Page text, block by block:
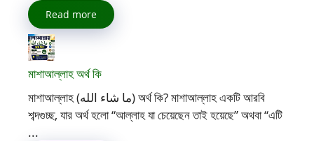
Read more
মাশাআল্লাহ অর্থ কি
মাশাআল্লাহ (ما شاء الله) অর্থ কি? মাশাআল্লাহ একটি আরবি
শব্দগুচ্ছ, যার অর্থ হলো “আল্লাহ যা চেয়েছেন তাই হয়েছে” অথবা “এটি
...